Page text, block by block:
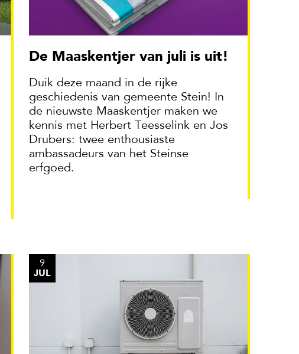
De Maaskentjer van juli is uit!
Duik deze maand in de rijke
geschiedenis van gemeente Stein! In
de nieuwste Maaskentjer maken we
kennis met Herbert Teesselink en Jos
Drubers: twee enthousiaste
ambassadeurs van het Steinse
erfgoed.
9
JUL